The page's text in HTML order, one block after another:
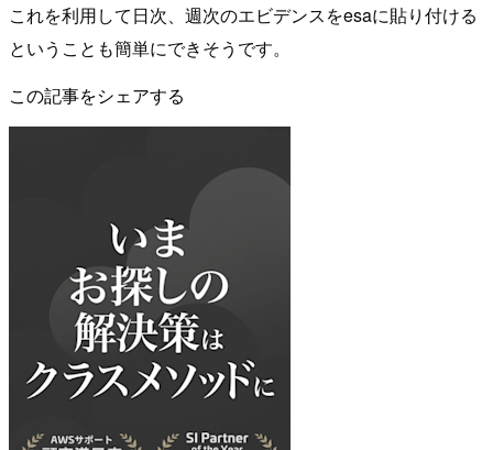
これを利用して日次、週次のエビデンスをesaに貼り付ける
ということも簡単にできそうです。
この記事をシェアする